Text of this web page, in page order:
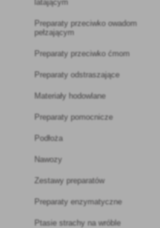
latającym
Preparaty przeciwko owadom
pełzającym
Preparaty przeciwko ćmom
Preparaty odstraszające
Materiały hodowlane
Preparaty pomocnicze
Podłoża
Nawozy
Zestawy preparatów
Preparaty enzymatyczne
Ptasie strachy na wróble